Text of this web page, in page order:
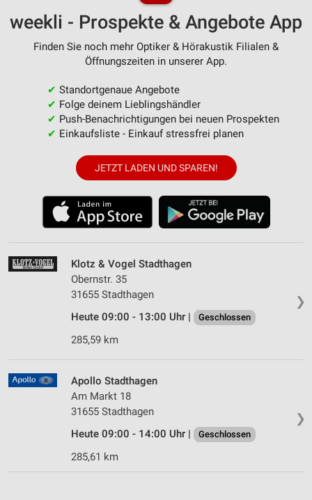
weekli - Prospekte & Angebote App
Finden Sie noch mehr Optiker & Hörakustik Filialen &
Öffnungszeiten in unserer App.
✔ Standortgenaue Angebote
✔ Folge deinem Lieblingshändler
✔ Push-Benachrichtigungen bei neuen Prospekten
✔ Einkaufsliste - Einkauf stressfrei planen
JETZT LADEN UND SPAREN!
❯
Klotz & Vogel Stadthagen
Obernstr. 35
31655 Stadthagen
Heute 09:00 - 13:00 Uhr |
Geschlossen
285,59 km
❯
Apollo Stadthagen
Am Markt 18
31655 Stadthagen
Heute 09:00 - 14:00 Uhr |
Geschlossen
285,61 km